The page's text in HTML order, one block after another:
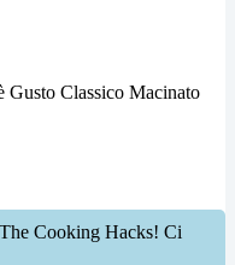
Gusto Classico Macinato
Cooking Hacks! Ci